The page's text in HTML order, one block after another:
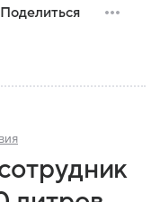
Поделиться